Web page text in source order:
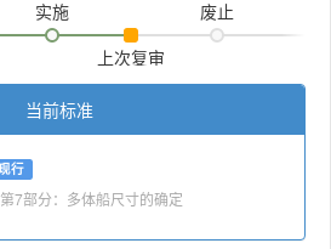
实施
上次复审
废止
当前标准
行
7部分：多体船尺寸的确定